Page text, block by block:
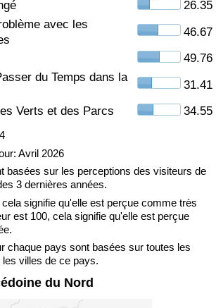
26.35
avec les
46.67
49.76
du Temps dans la
31.41
Verts et des Parcs
34.55
Avril 2026
basées sur les perceptions des visiteurs de
3 dernières années.
signifie qu'elle est perçue comme très
est 100, cela signifie qu'elle est perçue
chaque pays sont basées sur toutes les
villes de ce pays.
du Nord
par Pays
Pays